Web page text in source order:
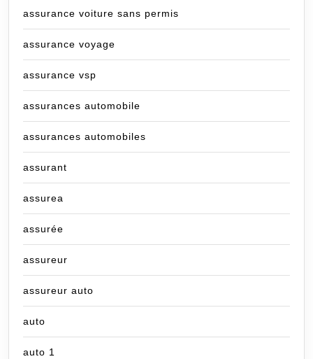
assurance voiture sans permis
assurance voyage
assurance vsp
assurances automobile
assurances automobiles
assurant
assurea
assurée
assureur
assureur auto
auto
auto 1